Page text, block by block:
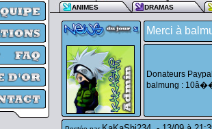
ANIMES
DRAMAS
Merci à
Donateurs
balmung :